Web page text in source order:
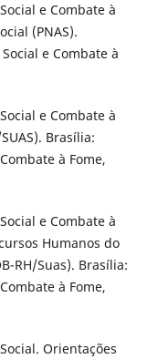
e Combate à
(PNAS).
e Combate à
e Combate à
Brasília:
à Fome,
e Combate à
Humanos do
RH/Suas). Brasília:
à Fome,
Orientações